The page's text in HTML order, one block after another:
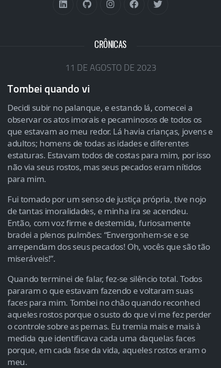
CRÔNICAS
11 DE AGOSTO DE 2023
Tombei quando vi
Decidi subir no palanque, e estando lá, comecei a
observar os atos imorais e pecaminosos de todos os
que estavam ao meu redor. Lá havia crianças, jovens e
adultos; homens de todas as idades e diferentes
estaturas. Estavam todos de costas para mim, por isso
não via seus rostos, mas seus pecados eram nítidos
para mim.
Fui tomado por um senso de justiça própria, tive nojo
de tantas imoralidades, e minha ira se acendeu.
Então, com voz firme e destemida, furiosamente
bradei a plenos pulmões: “Envergonhem-se e se
arrependam dos seus pecados! Oh, vocês que são tão
miseráveis!”.
Quando terminei de falar, fez-se silêncio total. Todos
pararam o que estavam fazendo e voltaram suas
faces para mim. Tombei no chão quando reconheci
aqueles rostos porque o susto do que vi me fez perder
o controle sobre as pernas. Eu tremia mais e mais à
medida que identificava cada uma daquelas faces
porque, em cada fase da vida, aqueles rostos eram o
meu.